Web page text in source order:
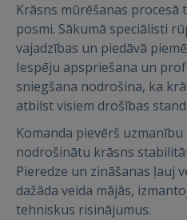
Krāsns mūrēšanas
posmi. Sākumā speciālisti
vajadzības un piedāvā
Iespēju apspriešana un
sniegšana nodrošina, ka
atbilst visiem drošības
Komanda pievērš
nodrošinātu krāsns
Pieredze un zināšanas ļauj
dažāda veida mājās,
tehniskus risinājumus.